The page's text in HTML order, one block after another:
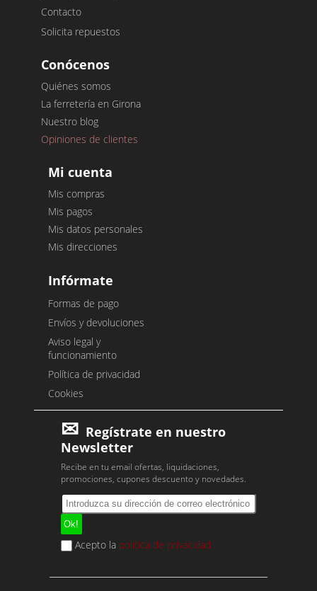
Contacto
Solicita repuestos
Conócenos
Quiénes somos
La ferretería en Girona
Nuestro blog
Opiniones de clientes
Mi cuenta
Mis compras
Mis pagos
Mis datos personales
Mis direcciones
Infórmate
Formas de pago
Envíos y devoluciones
Aviso legal y
funcionamiento
Política de privacidad
Cookies
Regístrate en nuestro
Newsletter
Recibe en tu email ofertas, liquidaciones,
promociones, cupones descuento y novedades.
Acepto la política de privacidad